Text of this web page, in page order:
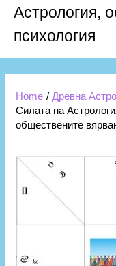
Астрология,
психология
Home
Древна
Силата на
обществените